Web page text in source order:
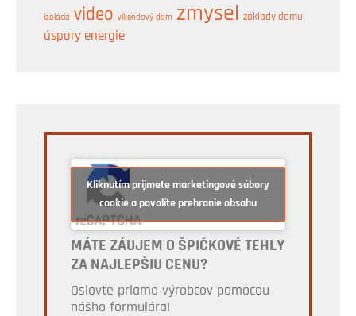
izolácia video víkendový dom zmysel základy domu
úspory energie
Kliknutím prijmete marketingové súbory
cookie a povolíte prehranie obsahu
MÁTE ZÁUJEM O ŠPIČKOVÉ TEHLY
ZA NAJLEPŠIU CENU?
Oslovte priamo výrobcov pomocou
nášho formulára!